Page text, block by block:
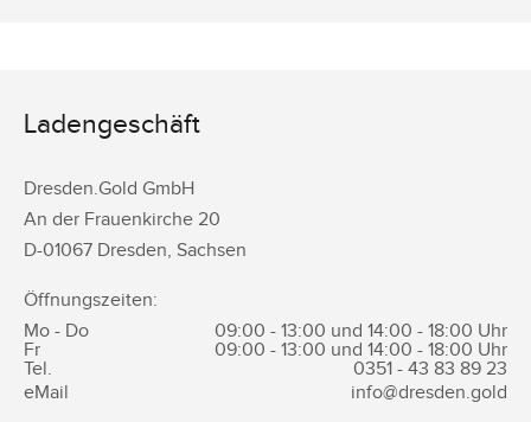
Ladengeschäft
Dresden.Gold GmbH
An der Frauenkirche 20
D-01067 Dresden, Sachsen
Öffnungszeiten:
Mo - Do
09:00 - 13:00 und 14:00 - 18:00 Uhr
Fr
09:00 - 13:00 und 14:00 - 18:00 Uhr
Tel.
0351 - 43 83 89 23
eMail
info@dresden.gold